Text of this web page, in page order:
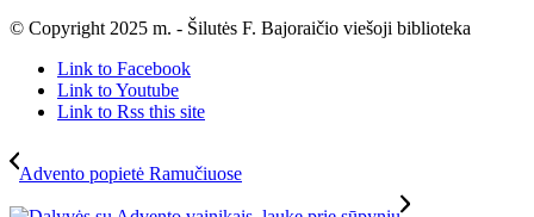
© Copyright 2025 m. - Šilutės F. Bajoraičio viešoji biblioteka
Link to Facebook
Link to Youtube
Link to Rss this site
Advento popietė Ramučiuose